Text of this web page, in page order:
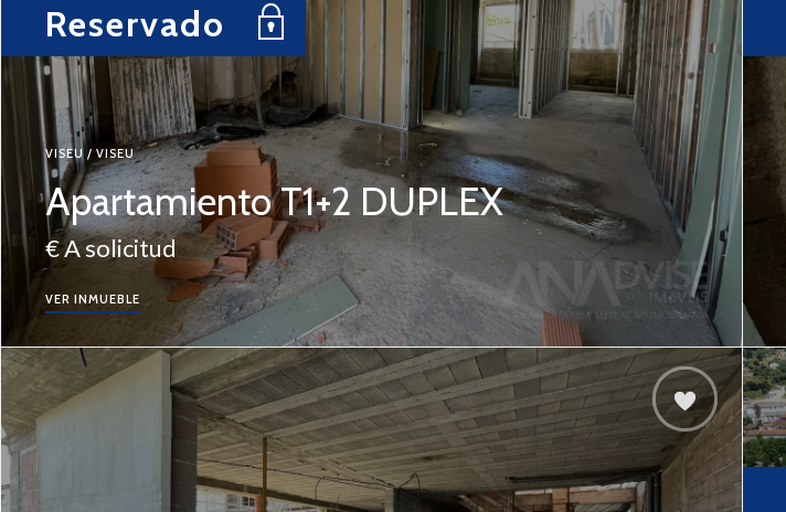
Reservado
VISEU / VISEU
Apartamiento T1+2 DUPLEX
€ A solicitud
VER INMUEBLE